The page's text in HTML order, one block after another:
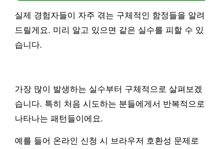
실제 경험자들이 자주 겪는 구체적인 함정들을 알려
드릴게요. 미리 알고 있으면 같은 실수를 피할 수 있
습니다.
가장 많이 발생하는 실수부터 구체적으로 살펴보겠
습니다. 특히 처음 시도하는 분들에게서 반복적으로
나타나는 패턴들이에요.
예를 들어 온라인 신청 시 브라우저 호환성 문제로